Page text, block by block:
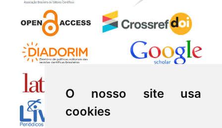
O nosso site usa
cookies